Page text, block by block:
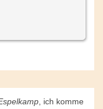
, ich komme